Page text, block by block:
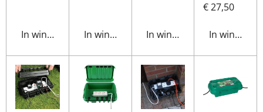
In winkelwagenIn winkelwagenIn winkelwagen
€ 27,50
In